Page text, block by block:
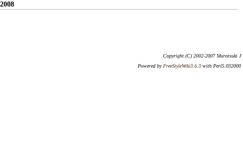
Copyright (C) 2002-2007 Murotsuki J
Powered by FreeStyleWiki3.6.3 with Perl5.032000